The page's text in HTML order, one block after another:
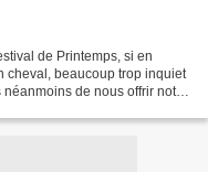
de Printemps, si en
cheval, beaucoup trop inquiet
de nous offrir notre